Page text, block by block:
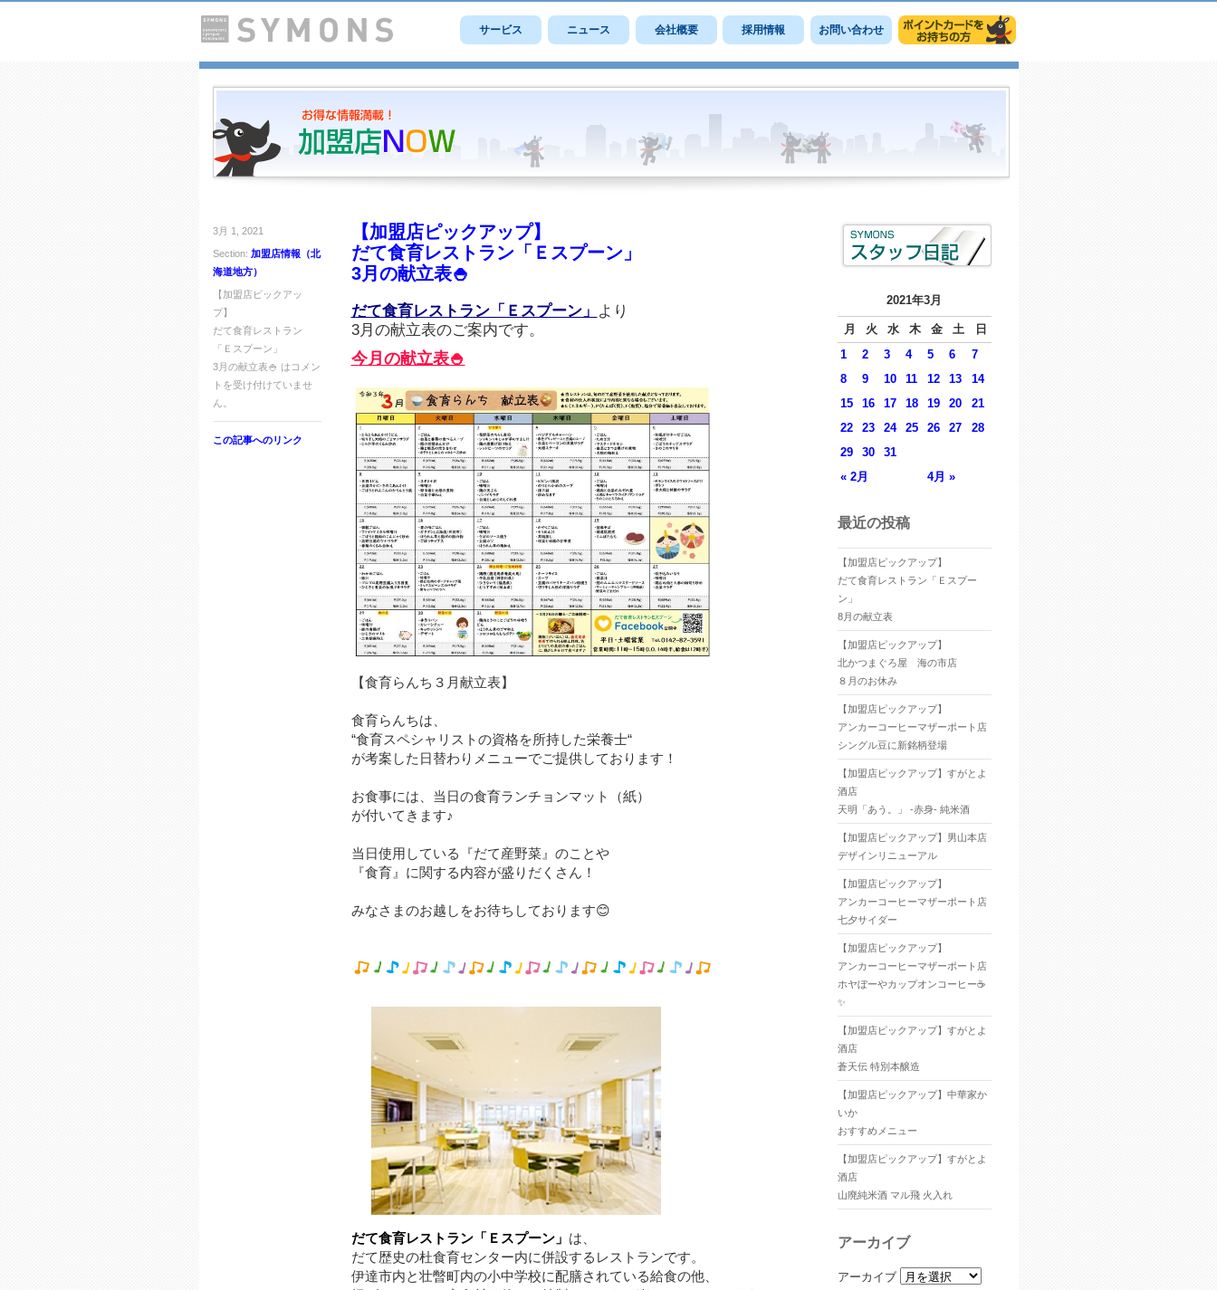
サービス ニュース 会社概要 採用情報 お問い合わせ
3月 1, 2021
Section: 加盟店情報（北
海道地方）
【加盟店ピックアッ
プ】
だて食育レストラン
「Ｅスプーン」
3月の献立表🍚 は コメン
トを受け付けていませ
ん。
この記事へのリンク
【加盟店ピックアップ】
だて食育レストラン「Ｅスプーン」
3月の献立表🍚
だて食育レストラン「Ｅスプーン」 より
3月の献立表のご案内です。
今月の献立表🍚
【食育らんち３月献立表】
食育らんちは、
“食育スペシャリストの資格を所持した栄養士“
が考案した日替わりメニューでご提供しております！
お食事には、当日の食育ランチョンマット（紙）
が付いてきます♪
当日使用している『だて産野菜』のことや
『食育』に関する内容が盛りだくさん！
みなさまのお越しをお待ちしております😊
だて食育レストラン「Ｅスプーン」 は、
だて歴史の杜食育センター内に併設するレストランです。
伊達市内と壮暼町内の小中学校に配膳されている給食の他、
2021年3月
月 火 水 木 金 土 日
« 2月 4月 »
1 2 3 4 5 6
7
8
9 10 11 12 13
14
15
16 17 18 19 20
21
22
23 24 25 26 27
28
29
30 31
最近の投稿
【加盟店ピックアップ】
だて食育レストラン「Ｅスプー
ン」
8月の献立表
【加盟店ピックアップ】
北かつまぐろ屋 海の市店
８月のお休み
【加盟店ピックアップ】
アンカーコーヒーマザーポート店
シングル豆に新銘柄登場
【加盟店ピックアップ】すがとよ
酒店
天明「あう。」 -赤身- 純米酒
【加盟店ピックアップ】男山本店
デザインリニューアル
【加盟店ピックアップ】
アンカーコーヒーマザーポート店
七夕サイダー
【加盟店ピックアップ】
アンカーコーヒーマザーポート店
ホヤぼーやカップオンコーヒー☕
✨
【加盟店ピックアップ】すがとよ
酒店
蒼天伝 特別本醸造
【加盟店ピックアップ】中華家か
いか
おすすめメニュー
【加盟店ピックアップ】すがとよ
酒店
山廃純米酒 マル飛 火入れ
アーカイブ
アーカイブ